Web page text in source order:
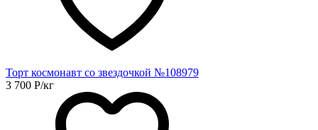
Торт космонавт со звездочкой №108979
3 700 Р/кг